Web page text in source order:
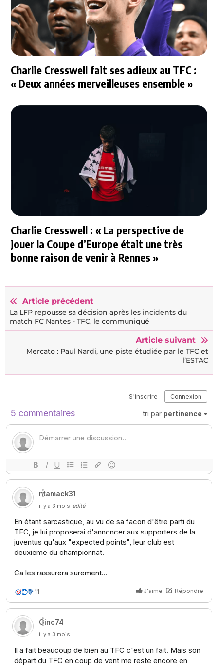
Charlie Cresswell fait ses adieux au TFC :
« Deux années merveilleuses ensemble »
Charlie Cresswell : « La perspective de
jouer la Coupe d’Europe était une très
bonne raison de venir à Rennes »
Article précédent
La LFP repousse sa décision après les incidents du
match FC Nantes - TFC, le communiqué
Article suivant
Mercato : Paul Nardi, une piste étudiée par le TFC et
l’ESTAC